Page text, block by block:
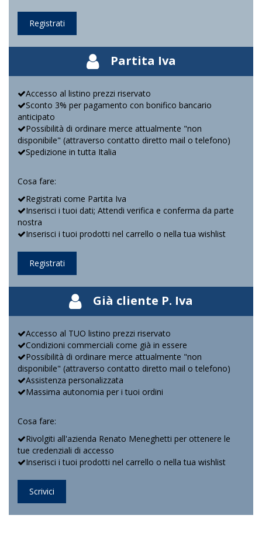
Registrati
Partita Iva
Accesso al listino prezzi riservato
Sconto 3% per pagamento con bonifico bancario
anticipato
Possibilità di ordinare merce attualmente "non
disponibile" (attraverso contatto diretto mail o telefono)
Spedizione in tutta Italia
Cosa fare:
Registrati come Partita Iva
Inserisci i tuoi dati; Attendi verifica e conferma da parte
nostra
Inserisci i tuoi prodotti nel carrello o nella tua wishlist
Registrati
Già cliente P. Iva
Accesso al TUO listino prezzi riservato
Condizioni commerciali come già in essere
Possibilità di ordinare merce attualmente "non
disponibile" (attraverso contatto diretto mail o telefono)
Assistenza personalizzata
Massima autonomia per i tuoi ordini
Cosa fare:
Rivolgiti all'azienda Renato Meneghetti per ottenere le
tue credenziali di accesso
Inserisci i tuoi prodotti nel carrello o nella tua wishlist
Scrivici